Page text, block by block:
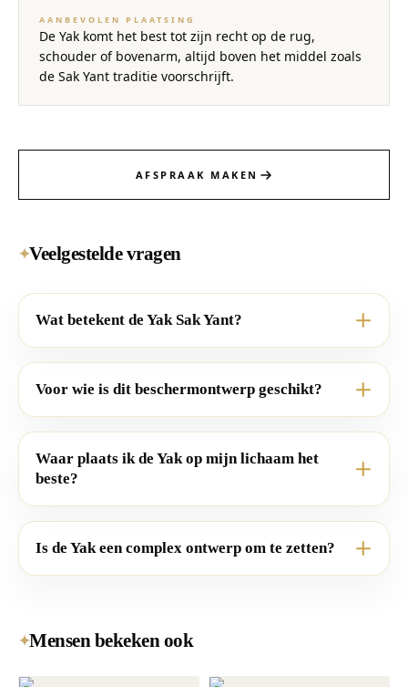
AANBEVOLEN PLAATSING
De Yak komt het best tot zijn recht op de rug,
schouder of bovenarm, altijd boven het middel zoals
de Sak Yant traditie voorschrijft.
AFSPRAAK MAKEN
✦Veelgestelde vragen
Wat betekent de Yak Sak Yant?
Voor wie is dit beschermontwerp geschikt?
Waar plaats ik de Yak op mijn lichaam het
beste?
Is de Yak een complex ontwerp om te zetten?
✦Mensen bekeken ook